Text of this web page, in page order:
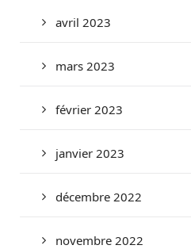
avril 2023
mars 2023
février 2023
janvier 2023
décembre 2022
novembre 2022